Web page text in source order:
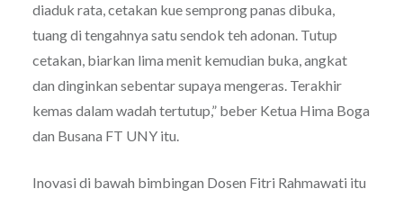
diaduk rata, cetakan kue semprong panas dibuka,
tuang di tengahnya satu sendok teh adonan. Tutup
cetakan, biarkan lima menit kemudian buka, angkat
dan dinginkan sebentar supaya mengeras. Terakhir
kemas dalam wadah tertutup,” beber Ketua Hima Boga
dan Busana FT UNY itu.
Inovasi di bawah bimbingan Dosen Fitri Rahmawati itu